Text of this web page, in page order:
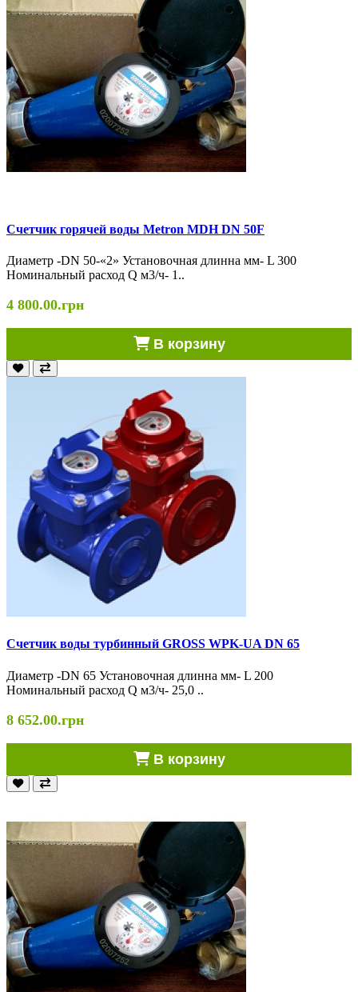
Счетчик горячей воды Metron MDH DN 50F
Диаметр -DN 50-«2» Установочная длинна мм- L 300
Номинальный расход Q м3/ч- 1..
4 800.00.грн
В корзину
Счетчик воды турбинный GROSS WPK-UA DN 65
Диаметр -DN 65 Установочная длинна мм- L 200
Номинальный расход Q м3/ч- 25,0 ..
8 652.00.грн
В корзину